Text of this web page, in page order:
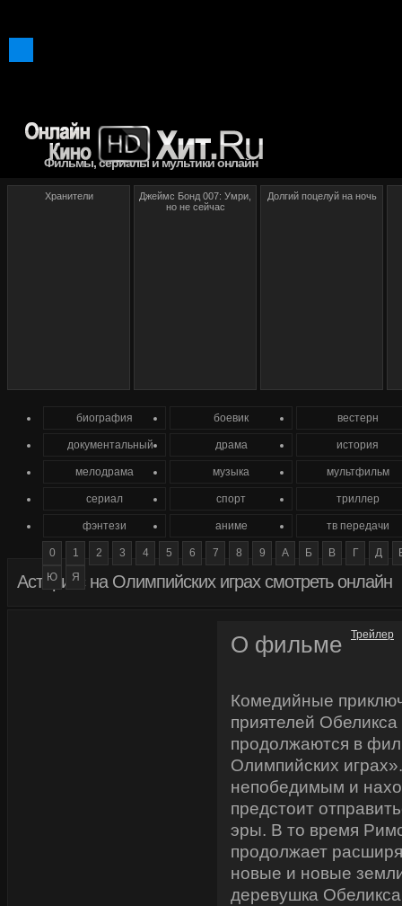
Фильмы, сериалы и мультики онлайн
Астерикс на Олимпийских играх смотреть онлайн
О фильме
Комедийные
приятелей
продолжаются в
Олимпийских
непобедимым и
предстоит
эры. В то время
продолжает
новые и новые
деревушка
Трейлер
биография боевик вестерн
документальный драма история
мелодрама музыка мультфильм
сериал спорт триллер
фэнтези аниме тв передачи
0 1 2 3 4 5 6 7 8 9 А Б В Г Д
Ю
Я
Хранители
Джеймс Бонд 007: Умри,
но не сейчас
Долгий поцелуй на ночь